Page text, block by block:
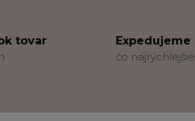
tovar
Expedujeme
čo najrýchlejšie